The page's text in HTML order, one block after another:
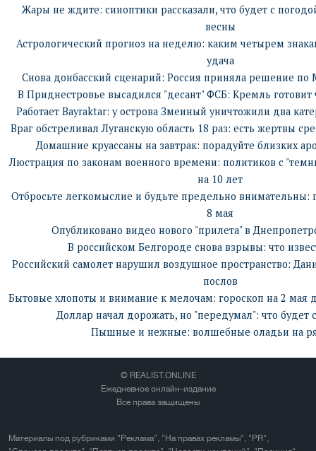
Жары не ждите: синоптики рассказали, что будет с
весны
Астрологический прогноз на неделю: каким четырем
удача
Снова донбасский сценарий: Россия приняла решение по
В Приднестровье высадился "десант" ФСБ: Кремль готовит
Работает Bayraktar: у острова Змеиный уничтожили два
Враг обстреливал Луганскую область 18 раз: есть жертвы
Домашние круассаны на завтрак: порадуйте близких
Люстрация по законам военного времени: политиков с
на 10 лет
Отбросьте легкомыслие и будьте предельно внимательны:
8 мая
Опубликовано видео нового "прилета" в
В российском Белгороде снова взрывы: что
Российский самолет нарушил воздушное пространство:
послов
Бытовые хлопоты и внимание к мелочам: гороскоп на 2 мая
Доллар начал дорожать, но "передумал": что будет
Пышные и нежные: волшебные оладьи на
© REALIST.ONLINE
Ежедневное онлайн-издание
Все права защищены
Материалы под рубриками "Реклама", "На правах рекламы", "PR",